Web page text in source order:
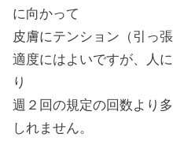
に向かって
皮膚にテンション（引っ
適度にはよいですが、人
り
週２回の規定の回数より
しれません。